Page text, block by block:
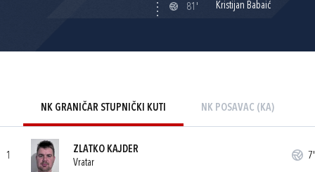
81'
Kristijan Babaić
NK GRANIČAR STUPNIČKI KUTI NK POSAVAC (KA)
1
ZLATKO KAJDER
Vratar
7'